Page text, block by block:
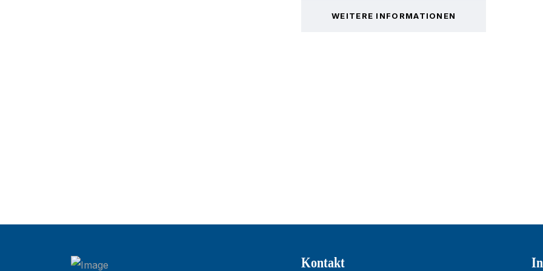
WEITERE INFORMATIONEN
Kontakt